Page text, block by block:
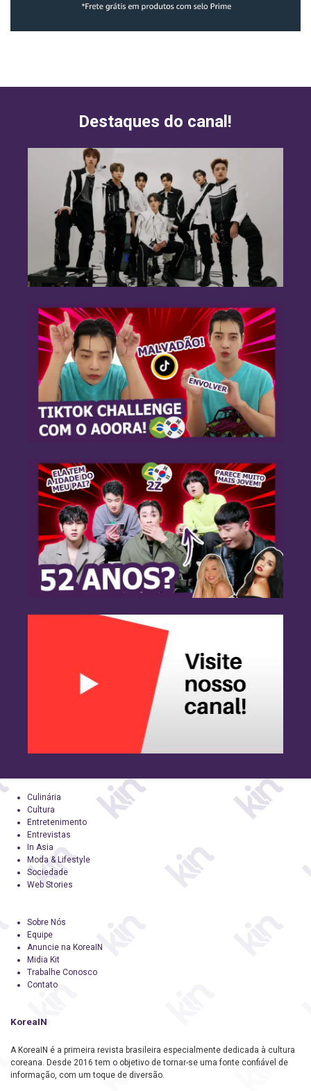
Destaques do canal!
Culinária
Cultura
Entretenimento
Entrevistas
In Asia
Moda & Lifestyle
Sociedade
Web Stories
Sobre Nós
Equipe
Anuncie na KoreaIN
Midia Kit
Trabalhe Conosco
Contato
KoreaIN
A KoreaIN é a primeira revista brasileira especialmente dedicada à cultura
coreana. Desde 2016 tem o objetivo de tornar-se uma fonte confiável de
informação, com um toque de diversão.